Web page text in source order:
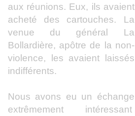
aux réunions. Eux, ils avaient
acheté des cartouches. La
venue du général La
Bollardière, apôtre de la non-
violence, les avaient laissés
indifférents.
Nous avons eu un échange
extrêmement intéressant